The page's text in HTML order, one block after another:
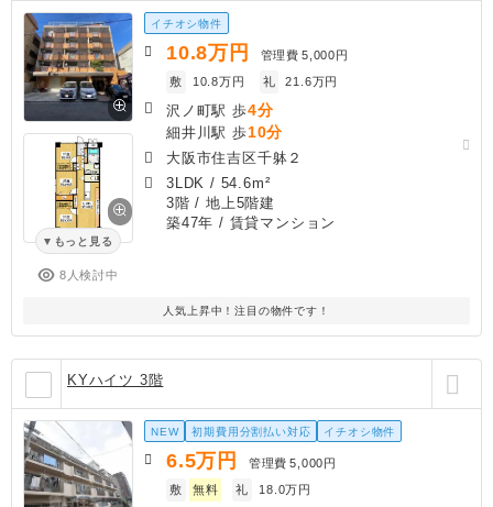
もっと見る
8人検討中
イチオシ物件
10.8万円 管理費 5,000円
敷
10.8万円 礼 21.6万円
沢ノ町駅 歩4分
細井川駅 歩10分
大阪市住吉区千躰２
3LDK / 54.6m²
3階 / 地上5階建
築47年 / 賃貸マンション
人気上昇中！注目の物件です！
KYハイツ 3階
NEW 初期費用分割払い対応 イチオシ物件
6.5万円 管理費 5,000円
敷
無料 礼 18.0万円